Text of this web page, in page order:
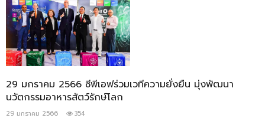
29 มกราคม 2566 ซีพีเอฟร่วมเวทีความยั่งยืน มุ่งพัฒนา
นวัตกรรมอาหารสัตว์รักษ์โลก
29 มกราคม 2566 354